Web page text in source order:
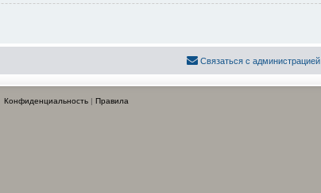
Связаться с администрацией
Конфиденциальность| Правила